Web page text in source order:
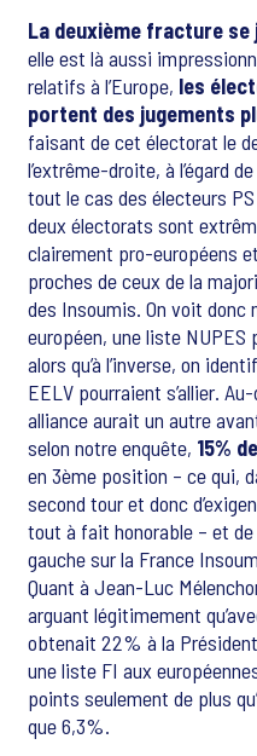
La deuxième fracture se
elle est là aussi
relatifs à l’Europe, les
portent des jugements
faisant de cet électorat le
l’extrême-droite, à l’égard
tout le cas des électeurs
deux électorats sont
clairement pro-européens
proches de ceux de la
des Insoumis. On voit donc
européen, une liste
alors qu’à l’inverse, on
EELV pourraient s’allier.
alliance aurait un autre
selon notre enquête, 15%
en 3ème position – ce qui,
second tour et donc
tout à fait honorable – et
gauche sur la France
Quant à Jean-Luc
arguant légitimement
obtenait 22% à la
une liste FI aux
points seulement de plus
que 6,3%.